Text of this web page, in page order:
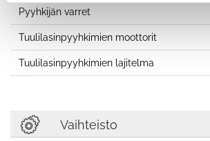
Pyyhkijän varret
Tuulilasinpyyhkimien moottorit
Tuulilasinpyyhkimien lajitelma
Vaihteisto